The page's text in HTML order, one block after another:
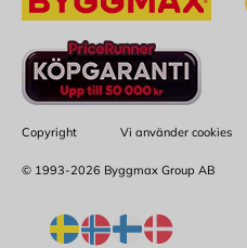
Copyright Vi använder cookies
© 1993-2026 Byggmax Group AB